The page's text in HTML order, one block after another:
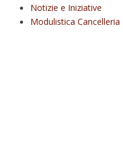
Notizie e Iniziative
Modulistica Cancelleria